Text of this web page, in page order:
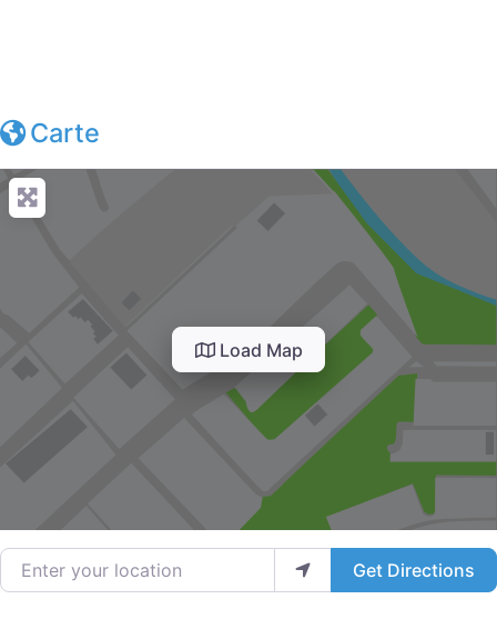
Carte
Load Map
Enter your location
Get Directions